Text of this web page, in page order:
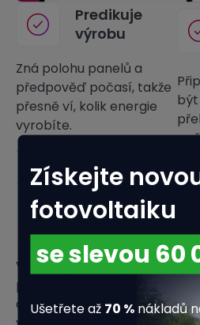
Predikuje
výrobu
Zná polohu panelů a
předpověď počasí, takže
přesně ví, kolik energie
vyrobíte.
být
Chytře
obchoduje
Výhodně kupuje a
prodává energii podle
aktuálních cen, aby vám
Získejte
fotovoltaiku
se slevou 60
Ušetřete až 70 % nákladů
Kolik osob